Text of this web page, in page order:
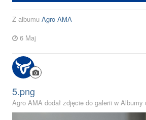
Z albumu Agro AMA
6 Maj
5.png
Agro AMA dodał zdjęcie do galerii w Albumy